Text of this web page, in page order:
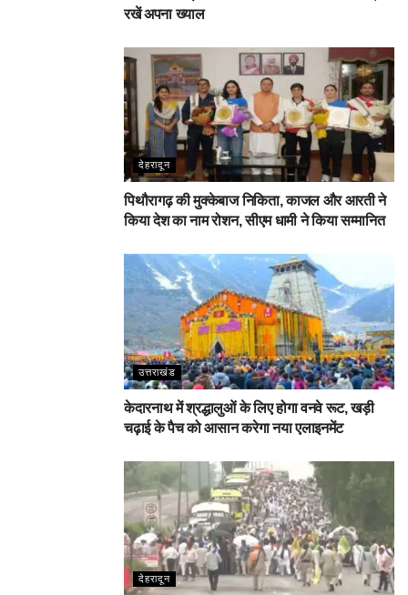
रखें अपना ख्याल
देहरादून
पिथौरागढ़ की मुक्केबाज निकिता, काजल और आरती ने
किया देश का नाम रोशन, सीएम धामी ने किया सम्मानित
उत्तराखंड
केदारनाथ में श्रद्धालुओं के लिए होगा वनवे रूट, खड़ी
चढ़ाई के पैच को आसान करेगा नया एलाइनमेंट
देहरादून